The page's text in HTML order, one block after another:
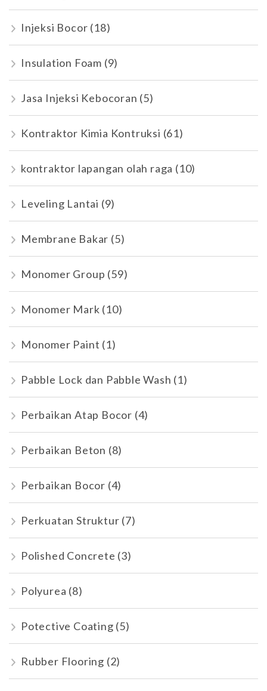
Injeksi Bocor (18)
Insulation Foam (9)
Jasa Injeksi Kebocoran (5)
Kontraktor Kimia Kontruksi (61)
kontraktor lapangan olah raga (10)
Leveling Lantai (9)
Membrane Bakar (5)
Monomer Group (59)
Monomer Mark (10)
Monomer Paint (1)
Pabble Lock dan Pabble Wash (1)
Perbaikan Atap Bocor (4)
Perbaikan Beton (8)
Perbaikan Bocor (4)
Perkuatan Struktur (7)
Polished Concrete (3)
Polyurea (8)
Potective Coating (5)
Rubber Flooring (2)